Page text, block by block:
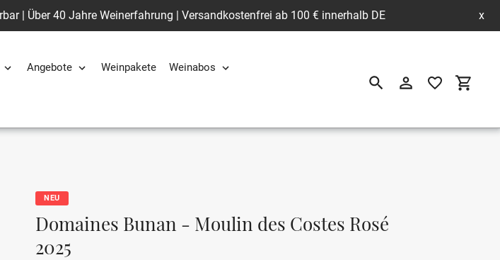
| Über 40 Jahre Weinerfahrung | Versandkostenfrei ab 100 € innerhalb DE x
Angebote Weinpakete
Weinabos
SuchenEinloggen
NEU
Domaines Bunan - Moulin des Costes Rosé
2025